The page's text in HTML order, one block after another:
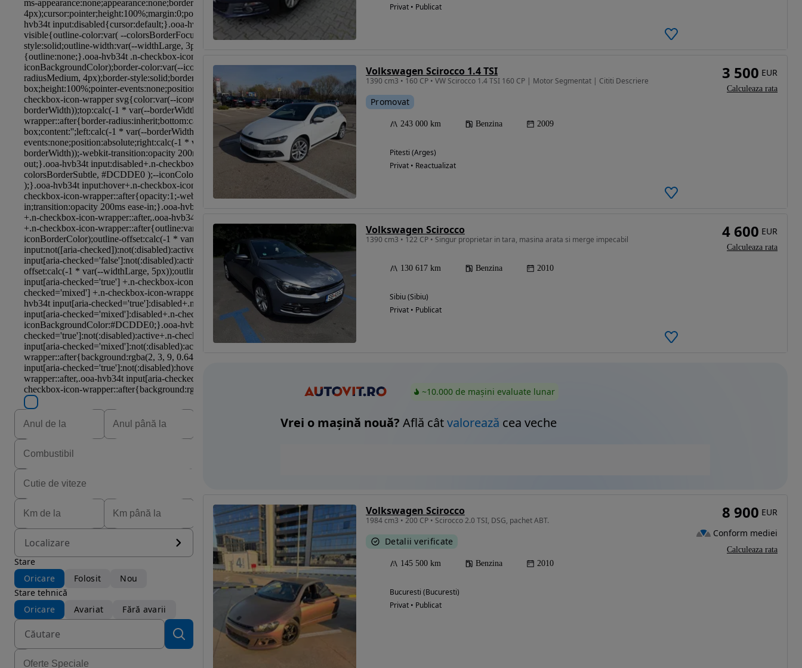
Localizare
Stare
Oricare
Folosit
Nou
Stare tehnică
Oricare
Avariat Fără avarii
Privat • Publicat
Volkswagen Scirocco 1.4 TSI
1390 cm3 • 160 CP • VW Scirocco 1.4 TSI 160 CP | Motor Segmentat | Cititi Descriere
Promovat
243 000 km Benzina 2009
Pitesti (Arges)
Privat • Reactualizat
3 500 EUR
Calculeaza rata
Volkswagen Scirocco
1390 cm3 • 122 CP • Singur proprietar in tara, masina arata si merge impecabil
130 617 km Benzina 2010
Sibiu (Sibiu)
Privat • Publicat
4 600 EUR
Calculeaza rata
~10.000 de mașini evaluate lunar
Vrei o mașină nouă? Află câtvalorează cea veche
Volkswagen Scirocco
1984 cm3 • 200 CP • Scirocco 2.0 TSI, DSG, pachet ABT.
Detalii verificate
145 500 km Benzina 2010
Bucuresti (Bucuresti)
Privat • Publicat
8 900 EUR
Conform mediei
Calculeaza rata